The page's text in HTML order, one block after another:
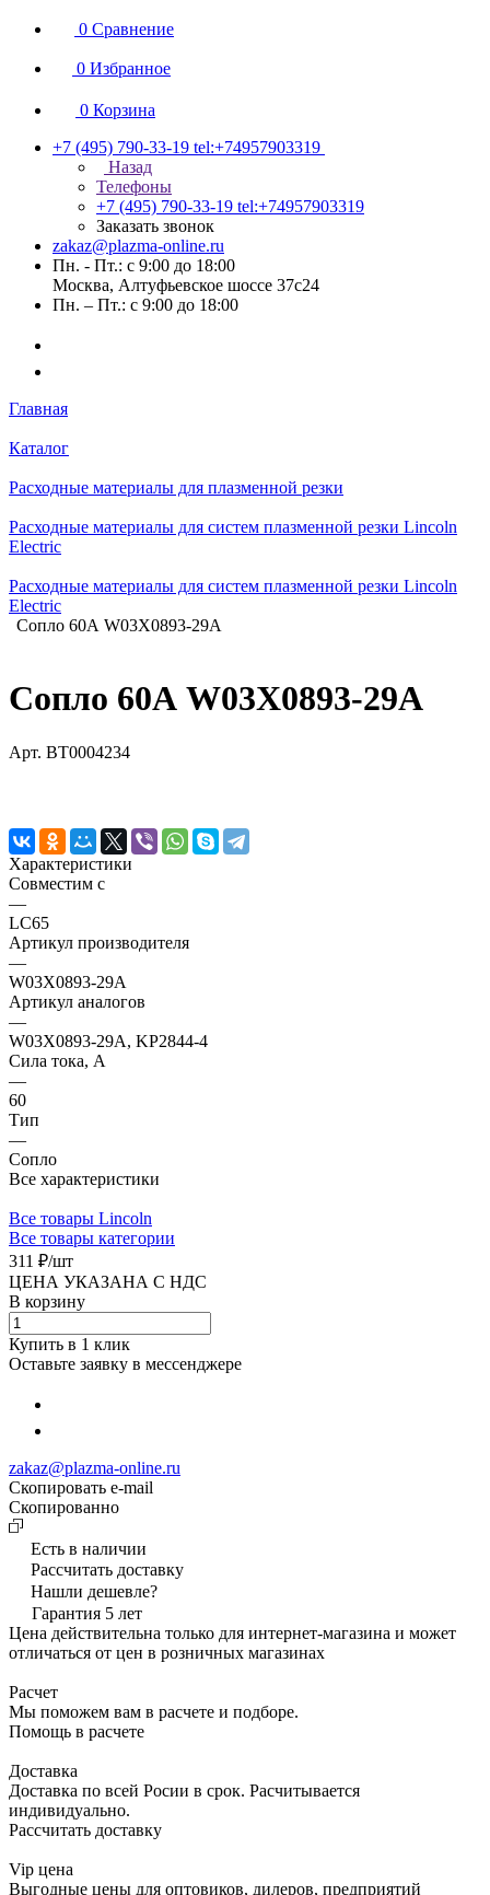
0 Сравнение
0 Избранное
0 Корзина
+7 (495) 790-33-19 tel:+74957903319
Назад
Телефоны
+7 (495) 790-33-19 tel:+74957903319
Заказать звонок
zakaz@plazma-online.ru
Пн. - Пт.: с 9:00 до 18:00
Москва, Алтуфьевское шоссе 37с24
Пн. – Пт.: с 9:00 до 18:00
Главная
Каталог
Расходные материалы для плазменной резки
Расходные материалы для систем плазменной резки Lincoln
Electric
Расходные материалы для систем плазменной резки Lincoln
Electric
Сопло 60А W03X0893-29A
Сопло 60А W03X0893-29A
Арт. BT0004234
Характеристики
Совместим с
—
LC65
Артикул производителя
—
W03X0893-29A
Артикул аналогов
—
W03X0893-29A, KP2844-4
Сила тока, А
—
60
Тип
—
Сопло
Все характеристики
Все товары Lincoln
Все товары категории
311 ₽/шт
ЦЕНА УКАЗАНА С НДС
В корзину
Купить в 1 клик
Оставьте заявку в мессенджере
zakaz@plazma-online.ru
Скопировать e-mail
Cкопированно
Есть в наличии
Рассчитать доставку
Нашли дешевле?
Гарантия 5 лет
Цена действительна только для интернет-магазина и может
отличаться от цен в розничных магазинах
Расчет
Мы поможем вам в расчете и подборе.
Помощь в расчете
Доставка
Доставка по всей Росии в срок. Расчитывается
индивидуально.
Рассчитать доставку
Vip цена
Выгодные цены для оптовиков, дилеров, предприятий